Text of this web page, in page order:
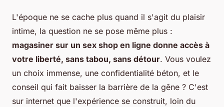
L'époque ne se cache plus quand il s'agit du plaisir
intime, la question ne se pose même plus :
magasiner sur un sex shop en ligne donne accès à
votre liberté, sans tabou, sans détour. Vous voulez
un choix immense, une confidentialité béton, et le
conseil qui fait baisser la barrière de la gêne ? C'est
sur internet que l'expérience se construit, loin du